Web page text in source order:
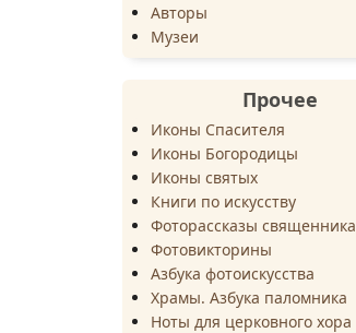
Авторы
Музеи
Прочее
Иконы Спасителя
Иконы Богородицы
Иконы святых
Книги по искусству
Фоторассказы священника
Фотовикторины
Азбука фотоискусства
Храмы. Азбука паломника
Ноты для церковного хора